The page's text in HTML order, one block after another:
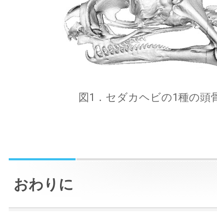
図1．セダカヘビの1種の頭
おわりに